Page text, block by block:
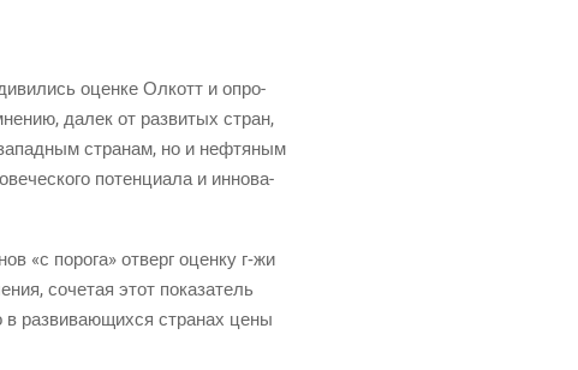
оцен­ке Олкотт и опро­
далек от раз­ви­тых стран,
стра­нам, но и неф­тя­ным
потен­ци­а­ла и инно­ва­
«с поро­га» отверг оцен­ку г‑жи
соче­тая этот пока­за­тель
в раз­ви­ва­ю­щих­ся стра­нах цены